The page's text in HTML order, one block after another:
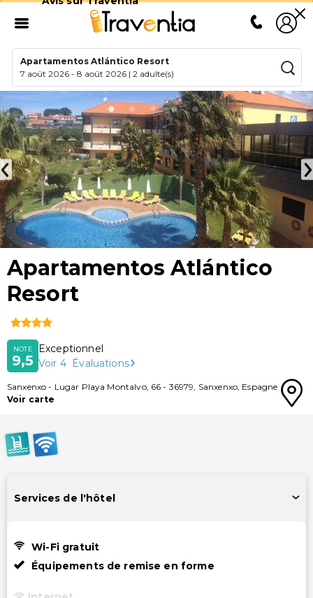
Apartamentos Atlántico Resort
7 août 2026 -8 août 2026 |2 adulte(s)
Apartamentos Atlántico
Resort
NOTE
9,5
Exceptionnel
Voir 4 Évaluations
Sanxenxo - Lugar Playa Montalvo, 66 - 36979, Sanxenxo, Espagne
Voir carte
Services de l'hôtel
Wi-Fi gratuit
Équipements de remise en forme